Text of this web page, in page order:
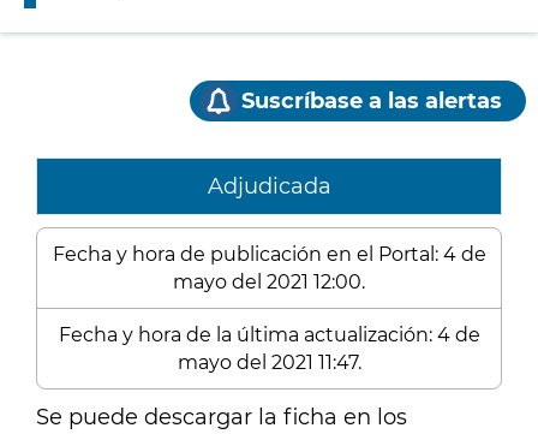
Suscríbase a las alertas
Adjudicada
Fecha y hora de publicación en el Portal: 4 de
mayo del 2021 12:00.
Fecha y hora de la última actualización: 4 de
mayo del 2021 11:47.
Se puede descargar la ficha en los